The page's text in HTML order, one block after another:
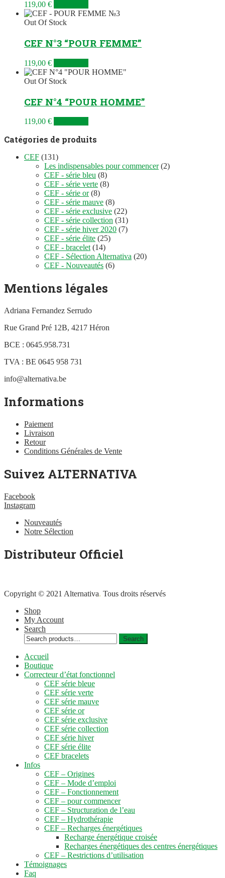
119,00 €
Out Of Stock
CEF N°3 “POUR FEMME”
119,00 €
Out Of Stock
CEF N°4 “POUR HOMME”
119,00 €
Catégories de produits
CEF (131)
Les indispensables pour commencer (2)
CEF - série bleu (8)
CEF - série verte (8)
CEF - série or (8)
CEF - série mauve (8)
CEF - série exclusive (22)
CEF - série collection (31)
CEF - série hiver 2020 (7)
CEF - série élite (25)
CEF - bracelet (14)
CEF - Sélection Alternativa (20)
CEF - Nouveautés (6)
Mentions légales
Adriana Fernandez Serrudo
Rue Grand Pré 12B, 4217 Héron
BCE : 0645.958.731
TVA : BE 0645 958 731
info@alternativa.be
Informations
Paiement
Livraison
Retour
Conditions Générales de Vente
Suivez ALTERNATIVA
Facebook
Instagram
Nouveautés
Notre Sélection
Distributeur Officiel
Copyright © 2021 Alternativa. Tous droits réservés
Shop
My Account
Search
Search
for:
Search
Accueil
Boutique
Correcteur d’état fonctionnel
CEF série bleue
CEF série verte
CEF série mauve
CEF série or
CEF série exclusive
CEF série collection
CEF série hiver
CEF série élite
CEF bracelets
Infos
CEF – Origines
CEF – Mode d’emploi
CEF – Fonctionnement
CEF – pour commencer
CEF – Structuration de l’eau
CEF – Hydrothérapie
CEF – Recharges énergétiques
Recharge énergétique croisée
Recharges énergétiques des centres énergétiques
CEF – Restrictions d’utilisation
Témoignages
Faq